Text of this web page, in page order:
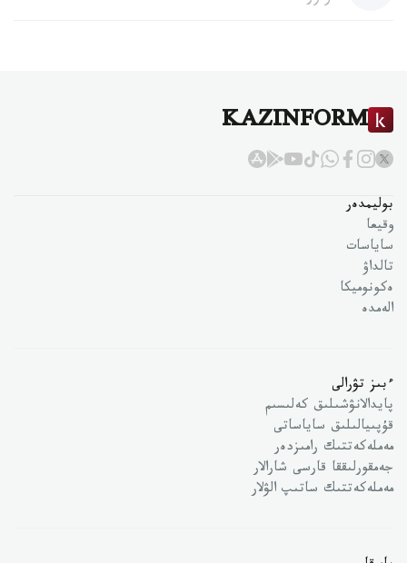
KAZINFORM
بوليمدەر
وقيعا
ساياسات
تالداۋ
ەكونوميكا
الەمدە
ءبىز تۋرالى
پايدالانۋشىلىق كەلىسىم
قۇپىيالىلىق ساياساتى
مەملەكەتتىك رامىزدەر
جەمقورلىققا قارسى شارالار
مەملەكەتتىك ساتىپ الۋلار